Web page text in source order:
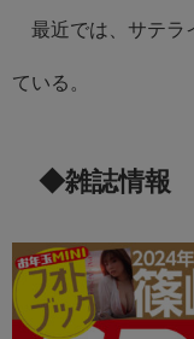
最近では、サテラ
ている。
◆雑誌情報